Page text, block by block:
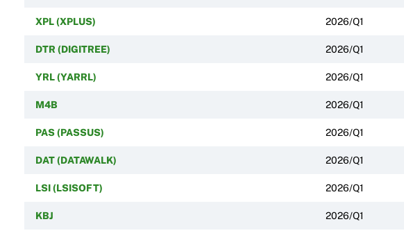
XPL (XPLUS) 2026/Q1
DTR (DIGITREE) 2026/Q1
YRL (YARRL) 2026/Q1
M4B 2026/Q1
PAS (PASSUS) 2026/Q1
DAT (DATAWALK) 2026/Q1
LSI (LSISOFT) 2026/Q1
KBJ 2026/Q1